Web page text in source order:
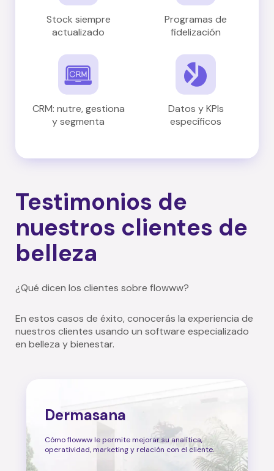
Stock siempre
actualizado
Programas de
fidelización
CRM: nutre, gestiona
y segmenta
Datos y KPIs
específicos
Testimonios de
nuestros clientes de
belleza
¿Qué dicen los clientes sobre flowww?
En estos casos de éxito, conocerás la experiencia de
nuestros clientes usando un software especializado
en belleza y bienestar.
Dermasana
Cómo flowww le permite mejorar su analítica,
operatividad, marketing y relación con el cliente.